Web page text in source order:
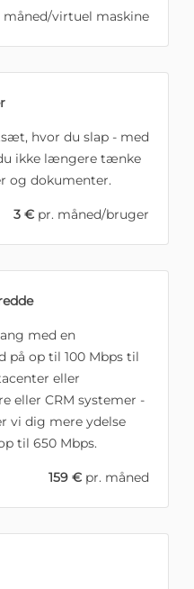
måned/virtuel maskine
hvor du slap - med
ikke længere tænke
og dokumenter.
3 € pr. måned/bruger
med en
op til 100 Mbps til
eller
eller CRM systemer -
vi dig mere ydelse
til 650 Mbps.
159 € pr. måned